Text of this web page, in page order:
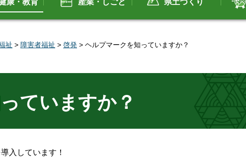
康・教育 産業・しごと 県土づくり
祉 > 障害者福祉 > 啓発 > ヘルプマークを知っていますか？
ていますか？
入しています！